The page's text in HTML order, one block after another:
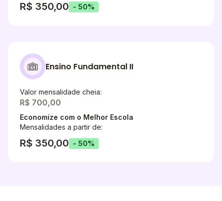
R$ 350,00 - 50%
Ensino Fundamental II
Valor mensalidade cheia:
R$ 700,00
Economize com o Melhor Escola
Mensalidades a partir de:
R$ 350,00 - 50%